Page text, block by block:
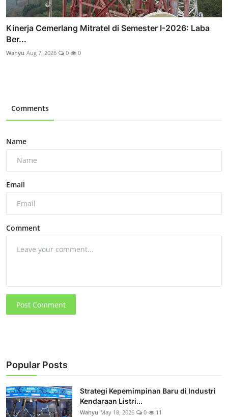
Kinerja Cemerlang Mitratel di Semester I-2026: Laba
Ber...
Wahyu Aug 7, 2026 0 0
Comments
Name
Email
Comment
Post Comment
Popular Posts
Strategi Kepemimpinan Baru di Industri
Kendaraan Listri...
Wahyu May 18, 2026 0 11